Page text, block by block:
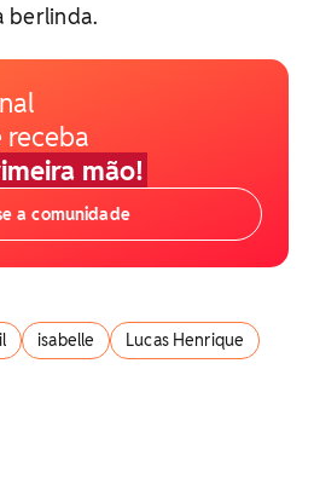
berlinda.
receba
mão!
a comunidade
isabelle
Lucas Henrique